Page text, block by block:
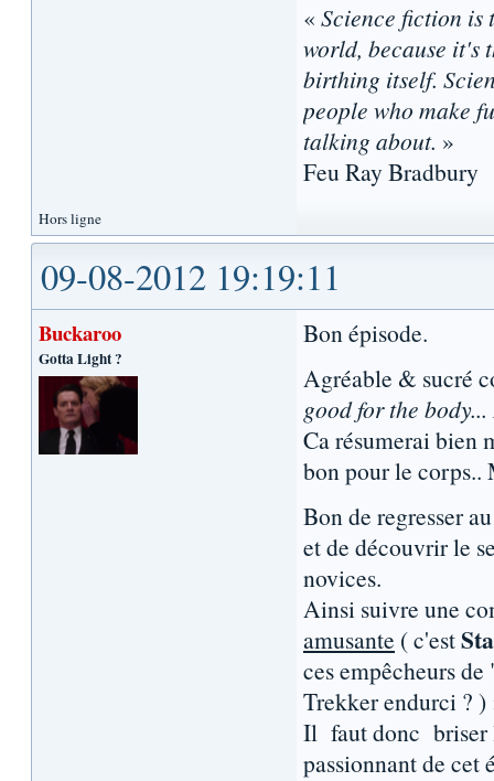
« Science fiction is
world, because it's
birthing itself.
people who make
talking about. »
Feu Ray Bradbury
Hors ligne
09-08-2012 19:19:11
Buckaroo
Gotta Light ?
Bon épisode.
Agréable & sucré
good for the
Ca résumerai bien
bon pour le corps..
Bon de regresser
et de découvrir le
novices.
Ainsi suivre une
amusante ( c'est
ces empêcheurs
Trekker endurci ? )
Il faut donc briser
passionnant de cet